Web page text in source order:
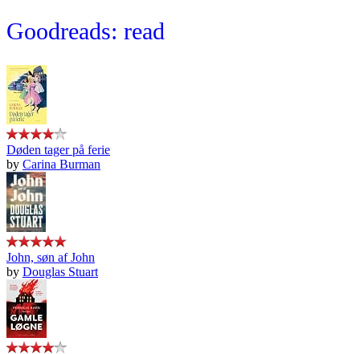
Goodreads: read
Døden tager på ferie
by Carina Burman
John, søn af John
by Douglas Stuart